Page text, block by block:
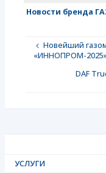
Новости бренда
Новейший
«ИННОПРОМ-
DAF
УСЛУГИ